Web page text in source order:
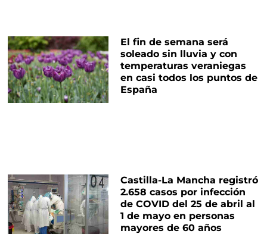
El fin de semana será
soleado sin lluvia y con
temperaturas veraniegas
en casi todos los puntos de
España
Castilla-La Mancha registró
2.658 casos por infección
de COVID del 25 de abril al
1 de mayo en personas
mayores de 60 años